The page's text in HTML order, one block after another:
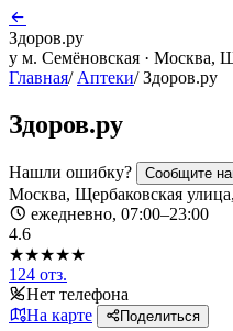
Здоров.ру
у м. Семёновская · Москва,
Главная/ Аптеки/ Здоров.ру
Здоров.ру
Нашли ошибку? Сообщите
Москва, Щербаковская
ежедневно, 07:00–23:00
4.6
★★★★★
124 отз.
Нет телефона
На карте
Поделиться